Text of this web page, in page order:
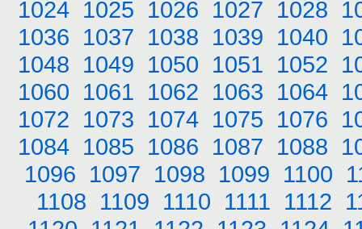
1024 1025 1026 1027 1028
1036 1037 1038 1039 1040
1048 1049 1050 1051 1052
1060 1061 1062 1063 1064
1072 1073 1074 1075 1076
1084 1085 1086 1087 1088
1096 1097 1098 1099 1100
1108 1109 1110 1111 1112